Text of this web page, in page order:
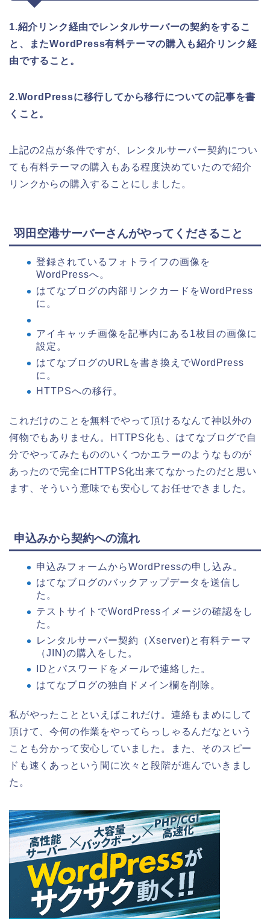
1.紹介リンク経由でレンタルサーバーの契約をするこ
と、またWordPress有料テーマの購入も紹介リンク経
由ですること。
2.WordPressに移行してから移行についての記事を書
くこと。
上記の2点が条件ですが、レンタルサーバー契約につい
ても有料テーマの購入もある程度決めていたので紹介
リンクからの購入することにしました。
羽田空港サーバーさんがやってくださること
登録されているフォトライフの画像を
WordPressへ。
はてなブログの内部リンクカードをWordPress
に。
アイキャッチ画像を記事内にある1枚目の画像に
設定。
はてなブログのURLを書き換えでWordPress
に。
HTTPSへの移行。
これだけのことを無料でやって頂けるなんて神以外の
何物でもありません。HTTPS化も、はてなブログで自
分でやってみたもののいくつかエラーのようなものが
あったので完全にHTTPS化出来てなかったのだと思い
ます、そういう意味でも安心してお任せできました。
申込みから契約への流れ
申込みフォームからWordPressの申し込み。
はてなブログのバックアップデータを送信し
た。
テストサイトでWordPressイメージの確認をし
た。
レンタルサーバー契約（Xserver)と有料テーマ
（JIN)の購入をした。
IDとパスワードをメールで連絡した。
はてなブログの独自ドメイン欄を削除。
私がやったことといえばこれだけ。連絡もまめにして
頂けて、今何の作業をやってらっしゃるんだなという
ことも分かって安心していました。また、そのスピー
ドも速くあっという間に次々と段階が進んでいきまし
た。